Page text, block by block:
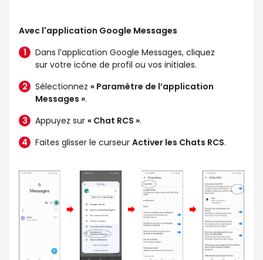
Avec l'application Google Messages
Dans l’application Google Messages, cliquez
sur votre icône de profil ou vos initiales.
Sélectionnez « Paramètre de l’application
Messages ».
Appuyez sur « Chat RCS ».
Faites glisser le curseur Activer les Chats RCS.